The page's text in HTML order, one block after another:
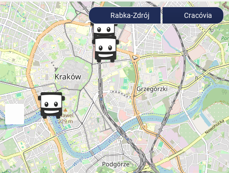
Rabka-Zdrój Cracóvia